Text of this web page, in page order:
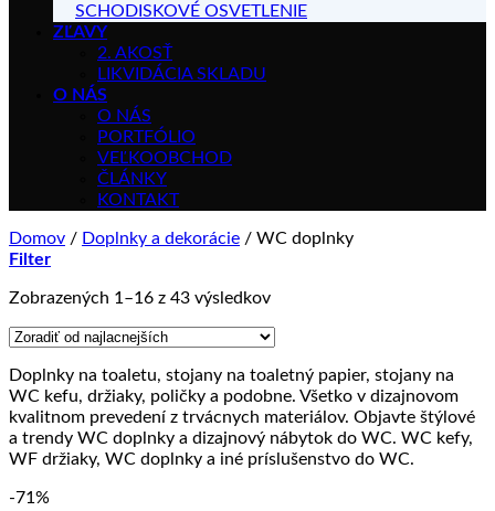
SCHODISKOVÉ OSVETLENIE
ZĽAVY
2. AKOSŤ
LIKVIDÁCIA SKLADU
O NÁS
O NÁS
PORTFÓLIO
VEĽKOOBCHOD
ČLÁNKY
KONTAKT
Domov / Doplnky a dekorácie / WC doplnky
Filter
Zobrazených 1–16 z 43 výsledkovZoradené
ceny:
najnižšej
po
najvyššiu
Doplnky na toaletu, stojany na toaletný papier, stojany na
WC kefu, držiaky, poličky a podobne. Všetko v dizajnovom
kvalitnom prevedení z trvácnych materiálov. Objavte štýlové
a trendy WC doplnky a dizajnový nábytok do WC. WC kefy,
WF držiaky, WC doplnky a iné príslušenstvo do WC.
-71%